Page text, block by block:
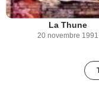
La Thune
20 novembre 1991